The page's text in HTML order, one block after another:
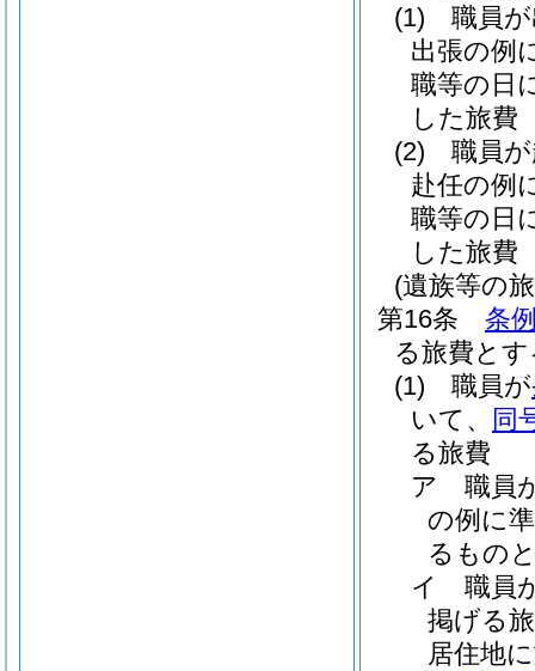
(1)
職員
出張の例
職等の日
した旅費
(2)
職員
赴任の例
職等の日
した旅費
(遺族等の
第16条
条
る旅費と
(1)
職員が
いて、
同
る旅費
ア
職員
の例に
るもの
イ
職員
掲げる
居住地